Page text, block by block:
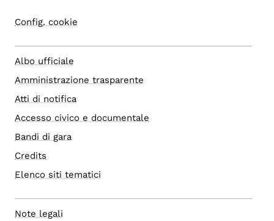
Config. cookie
Albo ufficiale
Amministrazione trasparente
Atti di notifica
Accesso civico e documentale
Bandi di gara
Credits
Elenco siti tematici
Note legali